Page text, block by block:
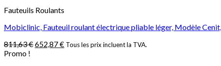
Fauteuils Roulants
Mobiclinic, Fauteuil roulant électrique pliable léger, Modèle
811,63€652,87€ Tous les prix incluent la TVA.
Promo !